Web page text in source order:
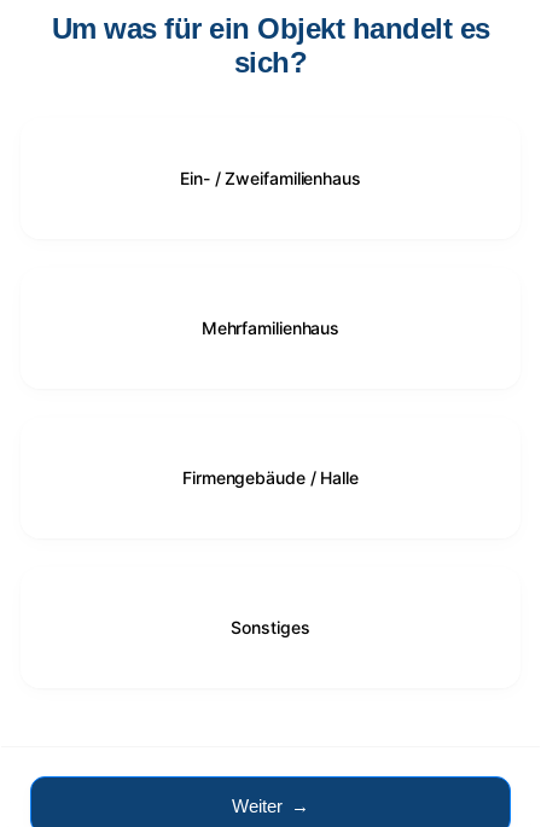
Um was für ein Objekt handelt es
sich?
Ein- / Zweifamilienhaus
Mehrfamilienhaus
Firmengebäude / Halle
Sonstiges
Weiter →